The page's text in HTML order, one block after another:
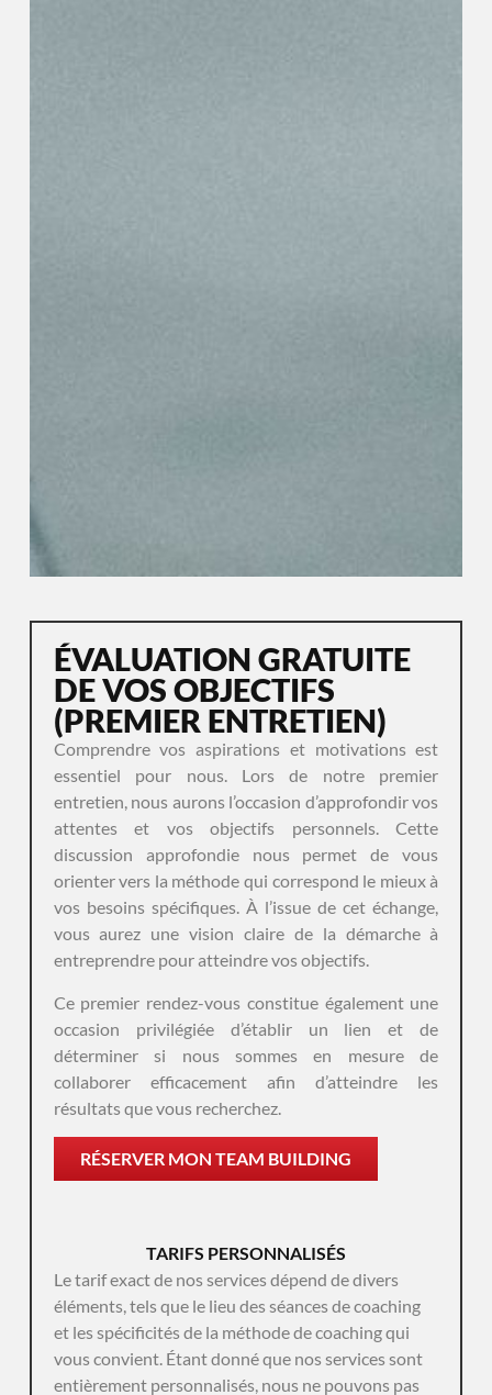
ÉVALUATION GRATUITE
DE VOS OBJECTIFS
(PREMIER ENTRETIEN)
Comprendre vos aspirations et motivations est
essentiel pour nous. Lors de notre premier
entretien, nous aurons l’occasion d’approfondir vos
attentes et vos objectifs personnels. Cette
discussion approfondie nous permet de vous
orienter vers la méthode qui correspond le mieux à
vos besoins spécifiques. À l’issue de cet échange,
vous aurez une vision claire de la démarche à
entreprendre pour atteindre vos objectifs.
Ce premier rendez-vous constitue également une
occasion privilégiée d’établir un lien et de
déterminer si nous sommes en mesure de
collaborer efficacement afin d’atteindre les
résultats que vous recherchez.
RÉSERVER MON TEAM BUILDING
TARIFS PERSONNALISÉS
Le tarif exact de nos services dépend de divers
éléments, tels que le lieu des séances de coaching
et les spécificités de la méthode de coaching qui
vous convient. Étant donné que nos services sont
entièrement personnalisés, nous ne pouvons pas